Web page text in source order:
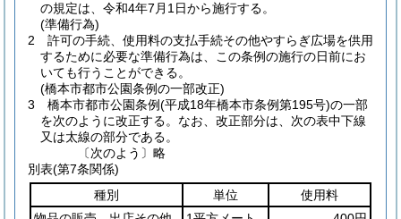
の規定は、令和4年7月1日から施行する。
(準備行為)
2
許可の手続、使用料の支払手続その他やすらぎ広場を供用
するために必要な準備行為は、この条例の施行の日前にお
いても行うことができる。
(橋本市都市公園条例の一部改正)
3
橋本市都市公園条例(平成18年橋本市条例第195号)の一部
を次のように改正する。 なお、改正部分は、次の表中下線
又は太線の部分である。
〔次のよう〕略
別表(第7条関係)
種別
単位
使用料